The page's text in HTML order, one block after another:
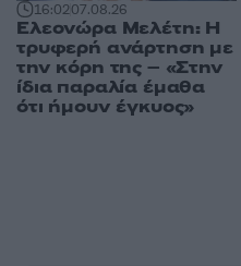
16:0207.08.26
Ελεονώρα Μελέτη: Η
τρυφερή ανάρτηση με
την κόρη της – «Στην
ίδια παραλία έμαθα
ότι ήμουν έγκυος»